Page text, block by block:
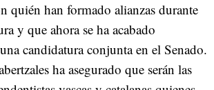
quién han formado alianzas durante
y que ahora se ha acabado
candidatura conjunta en el Senado.
ha asegurado que serán las